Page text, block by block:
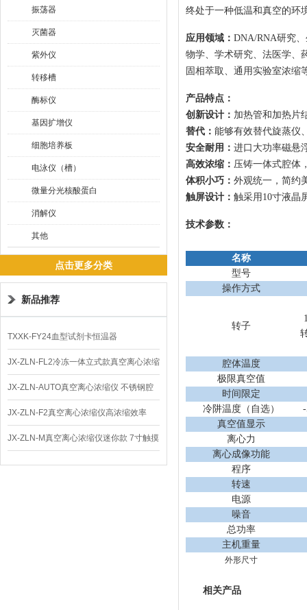
振荡器
灭菌器
紫外仪
转移槽
酶标仪
基因扩增仪
细胞培养板
电泳仪（槽）
微量分光核酸蛋白
消解仪
其他
点击更多分类
新品推荐
TXXK-FY24血型试剂卡恒温器
JX-ZLN-FL2冷冻一体立式款真空离心浓缩
仪 低温功能
JX-ZLN-AUTO真空离心浓缩仪 不锈钢腔
体
JX-ZLN-F2真空离心浓缩仪高浓缩效率
JX-ZLN-M真空离心浓缩仪迷你款 7寸触摸
屏
终处于一种低温和真空的环
应用领域： DNA/RNA研究
物学、学术研究、法医学、
固相萃取、通用实验室浓缩
产品特点：
创新设计： 加热管和加热片
替代： 能够有效替代旋蒸仪
安全耐用： 进口大功率磁悬
高效浓缩： 压铸一体式腔体
体积小巧： 外观统一，简约
触屏设计： 触采用 10寸液晶
技术参数：
名称
型号
操作方式
转子
腔体温度
极限真空值
时间限定
冷阱温度（自选）
真空值显示
离心力
离心成像功能
程序
转速
电源
噪音
总功率
主机重量
外形尺寸
相关产品